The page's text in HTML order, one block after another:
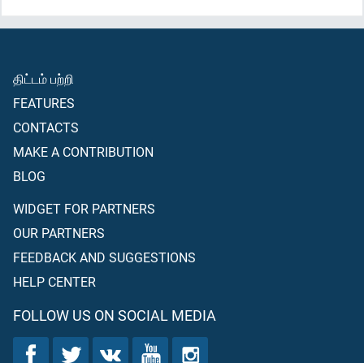
திட்டம் பற்றி
FEATURES
CONTACTS
MAKE A CONTRIBUTION
BLOG
WIDGET FOR PARTNERS
OUR PARTNERS
FEEDBACK AND SUGGESTIONS
HELP CENTER
FOLLOW US ON SOCIAL MEDIA